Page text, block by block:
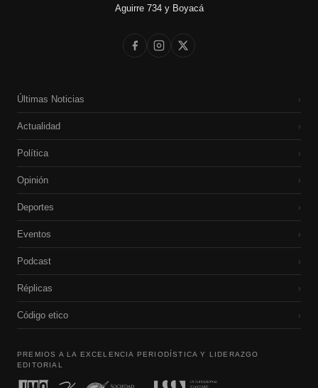
Aguirre 734 y Boyacá
Últimas Noticias ›
Actualidad ›
Política ›
Opinión ›
Deportes ›
Eventos ›
Podcast ›
Réplicas ›
Código etico ›
PREMIOS A LA EXCELENCIA PERIODÍSTICA Y LIDERAZGO
EDITORIAL